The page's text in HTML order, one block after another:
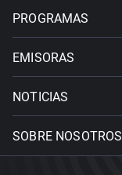
PROGRAMAS
EMISORAS
NOTICIAS
SOBRE NOSOTROS